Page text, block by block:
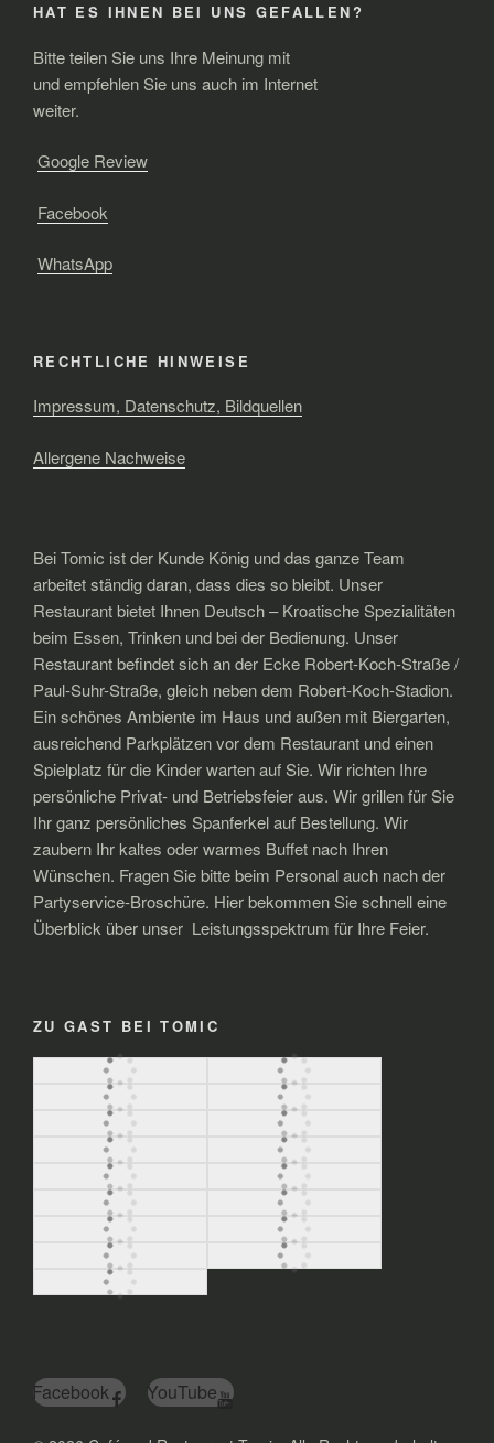
HAT ES IHNEN BEI UNS GEFALLEN?
Bitte teilen Sie uns Ihre Meinung mit
und empfehlen Sie uns auch im Internet
weiter.
Google Review
Facebook
WhatsApp
RECHTLICHE HINWEISE
Impressum, Datenschutz, Bildquellen
Allergene Nachweise
Bei Tomic ist der Kunde König und das ganze Team
arbeitet ständig daran, dass dies so bleibt. Unser
Restaurant bietet Ihnen Deutsch – Kroatische Spezialitäten
beim Essen, Trinken und bei der Bedienung. Unser
Restaurant befindet sich an der Ecke Robert-Koch-Straße /
Paul-Suhr-Straße, gleich neben dem Robert-Koch-Stadion.
Ein schönes Ambiente im Haus und außen mit Biergarten,
ausreichend Parkplätzen vor dem Restaurant und einen
Spielplatz für die Kinder warten auf Sie. Wir richten Ihre
persönliche Privat- und Betriebsfeier aus. Wir grillen für Sie
Ihr ganz persönliches Spanferkel auf Bestellung. Wir
zaubern Ihr kaltes oder warmes Buffet nach Ihren
Wünschen. Fragen Sie bitte beim Personal auch nach der
Partyservice-Broschüre. Hier bekommen Sie schnell eine
Überblick über unser Leistungsspektrum für Ihre Feier.
ZU GAST BEI TOMIC
Facebook YouTube